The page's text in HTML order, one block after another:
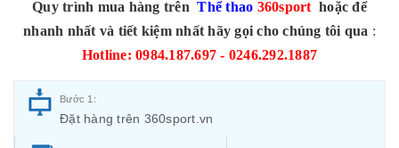
Quy trình mua hàng trên Thể thao 360sport hoặc để
nhanh nhất và tiết kiệm nhất hãy gọi cho chúng tôi qua :
Hotline: 0984.187.697 - 0246.292.1887
Bước 1:
Đặt hàng trên 360sport.vn